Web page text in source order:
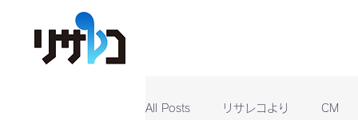
All Posts リサレコより CM